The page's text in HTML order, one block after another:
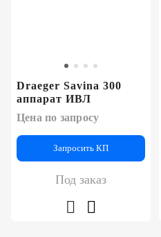
Draeger Savina 300
аппарат ИВЛ
Цена по запросу
Запросить КП
Под заказ